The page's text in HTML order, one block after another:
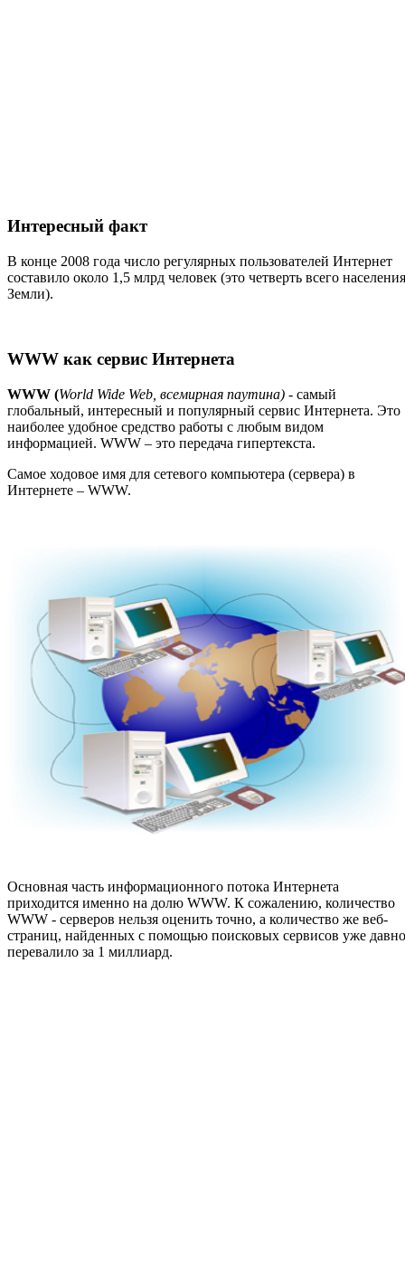
Интересный факт
В конце 2008 года число регулярных пользователей Интернет
составило около 1,5 млрд человек (это четверть всего населения
Земли).
WWW как сервис Интернета
WWW (World Wide Web, всемирная паутина) - самый
глобальный, интересный и популярный сервис Интернета. Это
наиболее удобное средство работы с любым видом
информацией. WWW – это передача гипертекста.
Самое ходовое имя для сетевого компьютера (сервера) в
Интернете – WWW.
Основная часть информационного потока Интернета
приходится именно на долю WWW. К сожалению, количество
WWW - серверов нельзя оценить точно, а количество же веб-
страниц, найденных с помощью поисковых сервисов уже давно
перевалило за 1 миллиард.